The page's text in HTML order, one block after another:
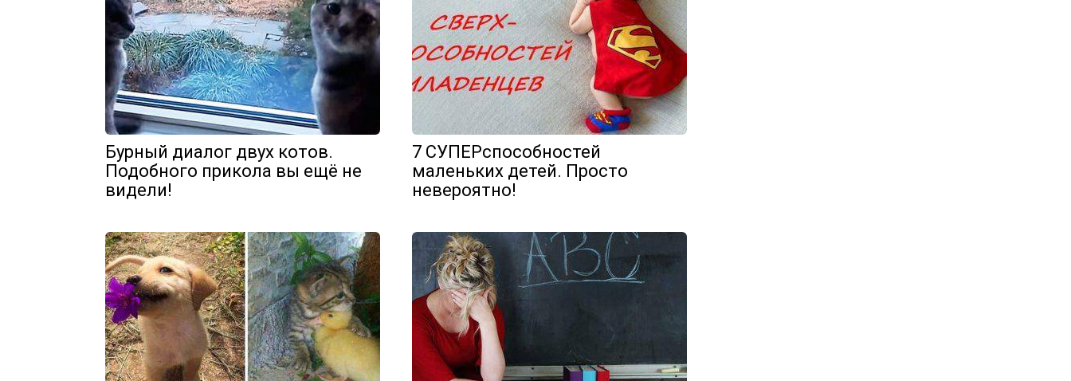
Бурный диалог двух котов.
Подобного прикола вы ещё не
видели!
7 СУПЕРспособностей
маленьких детей. Просто
невероятно!